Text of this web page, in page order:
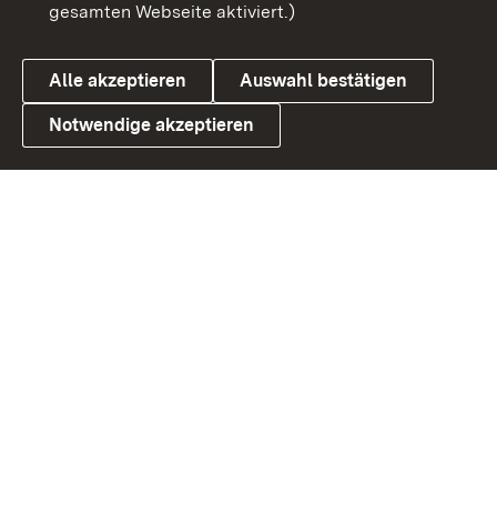
Link zum Landesportal
Datenschutz
Cookies
gesamten Webseite aktiviert.)
Alle akzeptieren Auswahl bestätigen
Notwendige akzeptieren